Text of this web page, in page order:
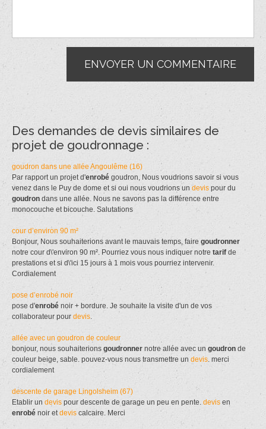
Des demandes de devis similaires de
projet de goudronnage :
goudron dans une allée Angoulême (16)
Par rapport un projet d'enrobé goudron, Nous voudrions savoir si vous
venez dans le Puy de dome et si oui nous voudrions un devis pour du
goudron dans une allée. Nous ne savons pas la différence entre
monocouche et bicouche. Salutations
cour d’environ 90 m²
Bonjour, Nous souhaiterions avant le mauvais temps, faire goudronner
notre cour d\'environ 90 m². Pourriez vous nous indiquer notre tarif de
prestations et si d\'ici 15 jours à 1 mois vous pourriez intervenir.
Cordialement
pose d’enrobé noir
pose d'enrobé noir + bordure. Je souhaite la visite d'un de vos
collaborateur pour devis
allée avec un goudron de couleur
bonjour, nous souhaiterions goudronner notre allée avec un goudron de
couleur beige, sable. pouvez-vous nous transmettre un devis . merci
cordialement
descente de garage Lingolsheim (67)
Etablir un devis pour descente de garage un peu en pente. devis en
enrobé noir et devis calcaire. Merci